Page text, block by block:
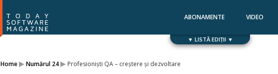
ABONAMENTE VIDEO
▼ LISTĂ EDIȚII ▼
Home▸Numărul 24▸ Profesioniști QA – creștere și dezvoltare